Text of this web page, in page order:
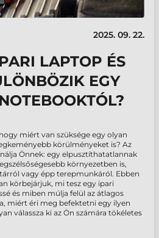
2025. 09. 22.
LAPTOP ÉS
EGY
miért van szüksége egy olyan
körülményeket is? Az
Önnek: egy elpusztíthatatlannak
környezetben is,
vagy épp terepmunkáról. Ebben
körbejárjuk, mi tesz egy ipari
és miben múlja felül az átlagos
miért éri meg befektetni egy ilyen
válassza ki az Ön számára tökéletes